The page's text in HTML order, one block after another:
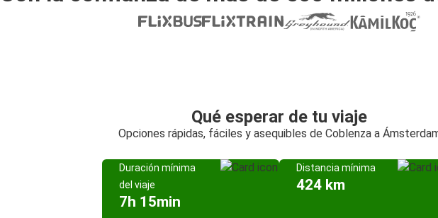
Qué esperar de tu viaje
Opciones rápidas, fáciles y asequibles de Coblenza a
Duración mínima
del viaje
7h 15min
Distancia mínima
424 km